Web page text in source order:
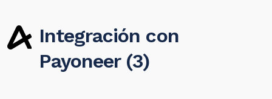
Integración con
Payoneer (3)